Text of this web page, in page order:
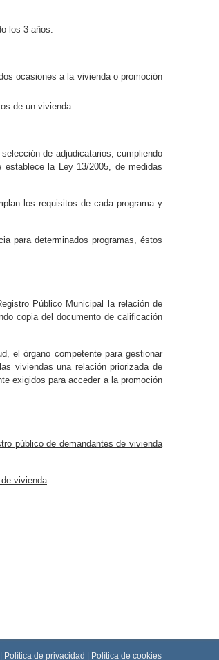
los 3 años.
ocasiones a la vivienda o promoción
de un vivienda.
de adjudicatarios, cumpliendo
la Ley 13/2005, de medidas
los requisitos de cada programa y
para determinados programas, éstos
Público Municipal la relación de
copia del documento de calificación
el órgano competente para gestionar
viviendas una relación priorizada de
exigidos para acceder a la promoción
público de demandantes de vivienda
vivienda.
| Política de privacidad | Política de cookies